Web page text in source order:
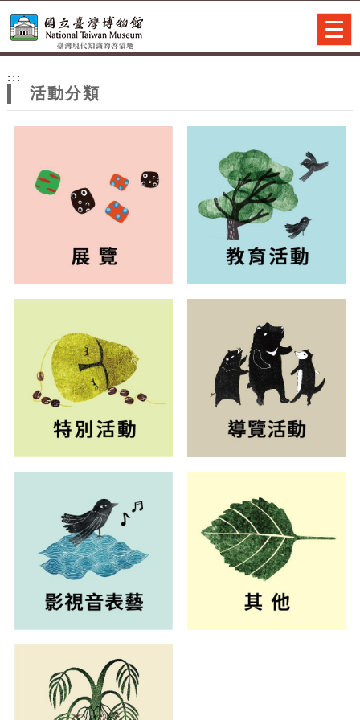
網
站
主
:::
活動分類